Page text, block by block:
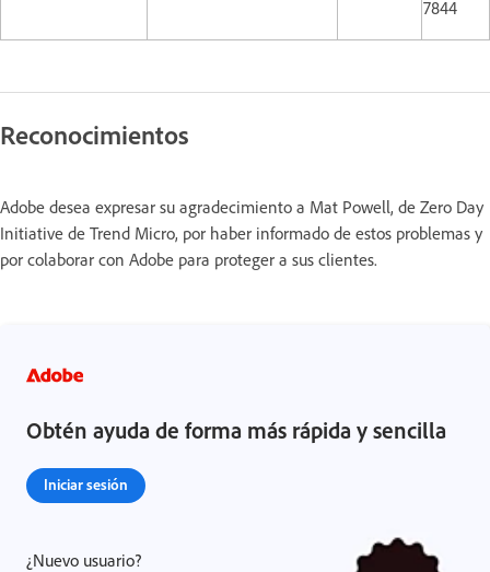
7844
Reconocimientos
Adobe desea expresar su agradecimiento a Mat Powell, de Zero Day
Initiative de Trend Micro, por haber informado de estos problemas y
por colaborar con Adobe para proteger a sus clientes.
Obtén ayuda de forma más rápida y sencilla
Iniciar sesión
¿Nuevo usuario?